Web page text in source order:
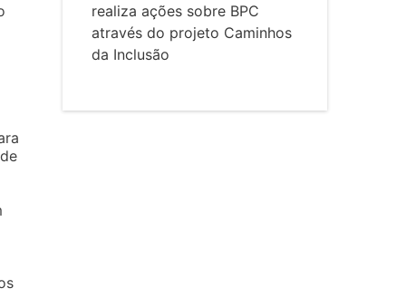
realiza ações sobre BPC
através do projeto Caminhos
da Inclusão